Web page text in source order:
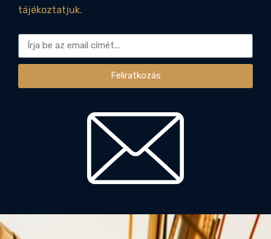
tájékoztatjuk.
Feliratkozás